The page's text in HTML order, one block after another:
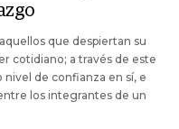
que despiertan su
cotidiano; a través de este
de confianza en sí, e
los integrantes de un